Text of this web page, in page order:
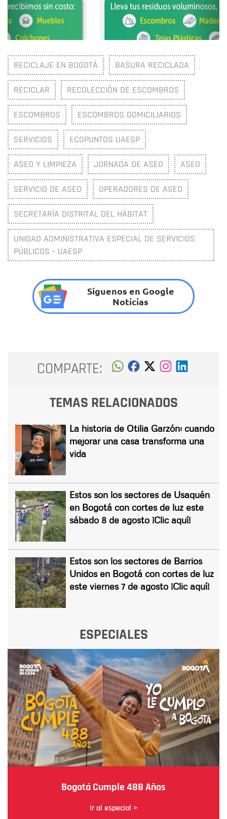
RECICLAJE EN BOGOTÁ BASURA RECICLADA
RECICLAR RECOLECCIÓN DE ESCOMBROS
ESCOMBROS ESCOMBROS DOMICILIARIOS
SERVICIOS ECOPUNTOS UAESP
ASEO Y LIMPIEZA JORNADA DE ASEO ASEO
SERVICIO DE ASEO OPERADORES DE ASEO
SECRETARÍA DISTRITAL DEL HÁBITAT
UNIDAD ADMINISTRATIVA ESPECIAL DE SERVICIOS
PÚBLICOS - UAESP
Síguenos en Google
Noticias
COMPARTE:
TEMAS RELACIONADOS
La historia de Otilia Garzón: cuando
mejorar una casa transforma una
vida
Estos son los sectores de Usaquén
en Bogotá con cortes de luz este
sábado 8 de agosto ¡Clic aquí!
Estos son los sectores de Barrios
Unidos en Bogotá con cortes de luz
este viernes 7 de agosto ¡Clic aquí!
ESPECIALES
Bogotá Cumple 488 Años
Ir al especial >